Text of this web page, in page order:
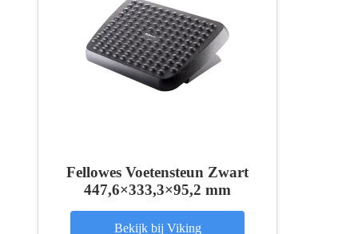
Fellowes Voetensteun Zwart
447,6×333,3×95,2 mm
Bekijk bij Viking